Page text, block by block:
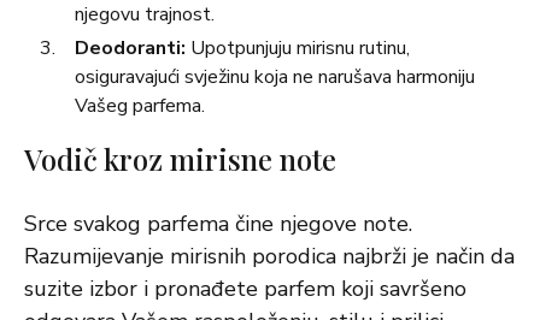
njegovu trajnost.
Deodoranti: Upotpunjuju mirisnu rutinu,
osiguravajući svježinu koja ne narušava harmoniju
Vašeg parfema.
Vodič kroz mirisne note
Srce svakog parfema čine njegove note.
Razumijevanje mirisnih porodica najbrži je način da
suzite izbor i pronađete parfem koji savršeno